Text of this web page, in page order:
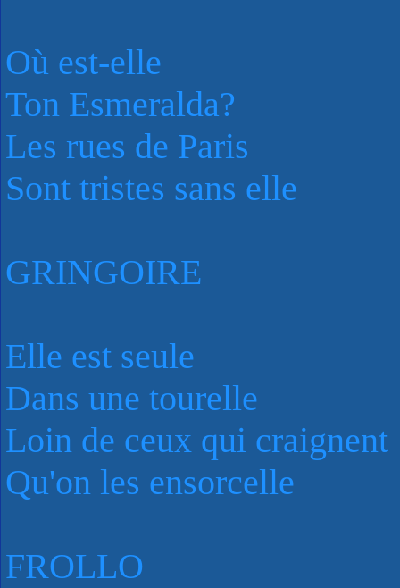
Où est-elle
Ton Esmeralda?
Les rues de Paris
Sont tristes sans elle
GRINGOIRE
Elle est seule
Dans une tourelle
Loin de ceux qui craignent
Qu'on les ensorcelle
FROLLO